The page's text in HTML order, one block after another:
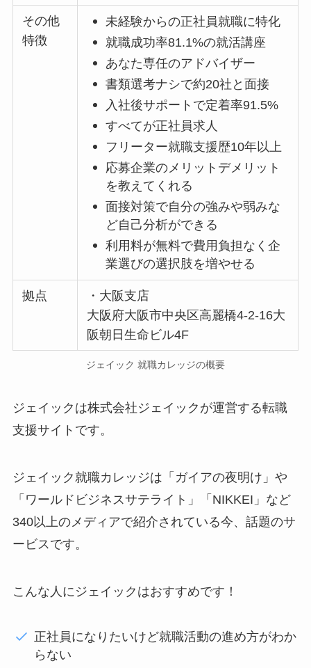
その他
特徴
未経験からの正社員就職に特化
就職成功率81.1%の就活講座
あなた専任のアドバイザー
書類選考ナシで約20社と面接
入社後サポートで定着率91.5%
すべてが正社員求人
フリーター就職支援歴10年以上
応募企業のメリットデメリット
を教えてくれる
面接対策で自分の強みや弱みな
ど自己分析ができる
利用料が無料で費用負担なく企
業選びの選択肢を増やせる
拠点
・大阪支店
大阪府大阪市中央区高麗橋4-2-16大
阪朝日生命ビル4F
ジェイック 就職カレッジの概要
ジェイックは株式会社ジェイックが運営する転職
支援サイトです。
ジェイック就職カレッジは「ガイアの夜明け」や
「ワールドビジネスサテライト」「NIKKEI」など
340以上のメディアで紹介されている今、話題のサ
ービスです。
こんな人にジェイックはおすすめです！
正社員になりたいけど就職活動の進め方がわか
らない